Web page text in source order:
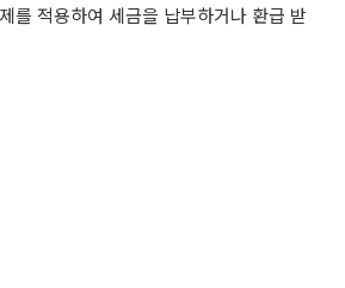
를 적용하여 세금을 납부하거나 환급 받